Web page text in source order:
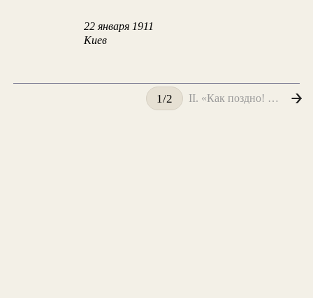
22 января 1911
Киев
1/2 II. «Как поздно! Устала, зеваю...»